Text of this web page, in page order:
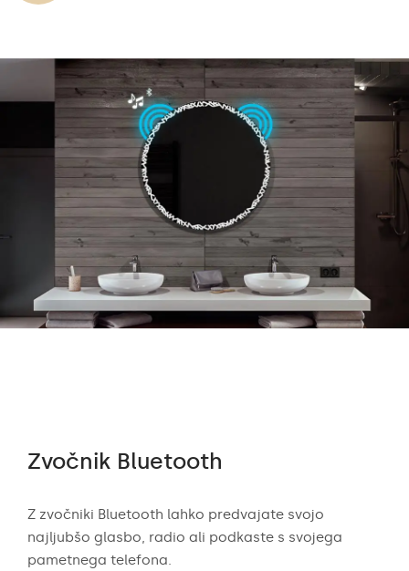
Zvočnik Bluetooth
Z zvočniki Bluetooth lahko predvajate svojo
najljubšo glasbo, radio ali podkaste s svojega
pametnega telefona.